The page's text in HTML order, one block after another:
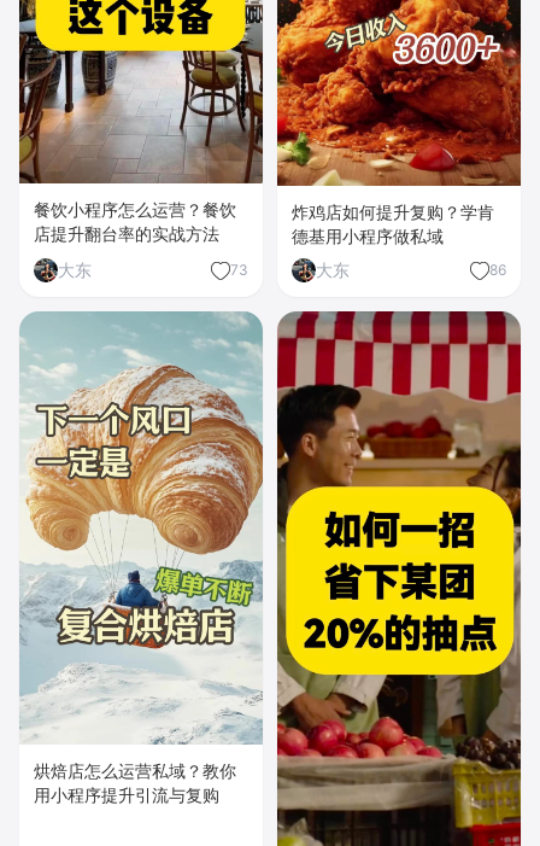
餐饮小程序怎么运营？餐饮
店提升翻台率的实战方法
大东
73
炸鸡店如何提升复购？学肯
德基用小程序做私域
大东
86
烘焙店怎么运营私域？教你
用小程序提升引流与复购